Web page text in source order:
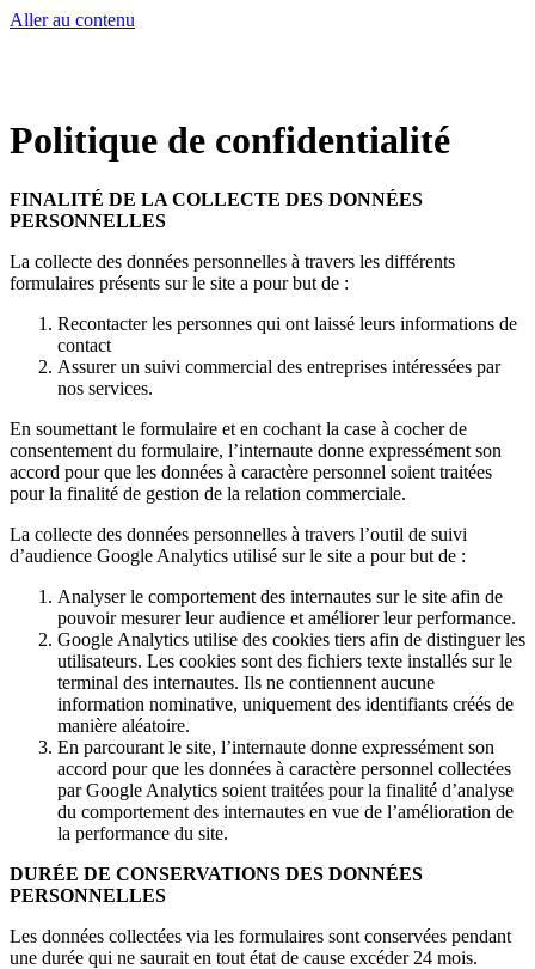
Aller au contenu
Politique de confidentialité
FINALITÉ DE LA COLLECTE DES DONNÉES
PERSONNELLES
La collecte des données personnelles à travers les différents
formulaires présents sur le site a pour but de :
Recontacter les personnes qui ont laissé leurs informations de
contact
Assurer un suivi commercial des entreprises intéressées par
nos services.
En soumettant le formulaire et en cochant la case à cocher de
consentement du formulaire, l’internaute donne expressément son
accord pour que les données à caractère personnel soient traitées
pour la finalité de gestion de la relation commerciale.
La collecte des données personnelles à travers l’outil de suivi
d’audience Google Analytics utilisé sur le site a pour but de :
Analyser le comportement des internautes sur le site afin de
pouvoir mesurer leur audience et améliorer leur performance.
Google Analytics utilise des cookies tiers afin de distinguer les
utilisateurs. Les cookies sont des fichiers texte installés sur le
terminal des internautes. Ils ne contiennent aucune
information nominative, uniquement des identifiants créés de
manière aléatoire.
En parcourant le site, l’internaute donne expressément son
accord pour que les données à caractère personnel collectées
par Google Analytics soient traitées pour la finalité d’analyse
du comportement des internautes en vue de l’amélioration de
la performance du site.
DURÉE DE CONSERVATIONS DES DONNÉES
PERSONNELLES
Les données collectées via les formulaires sont conservées pendant
une durée qui ne saurait en tout état de cause excéder 24 mois.